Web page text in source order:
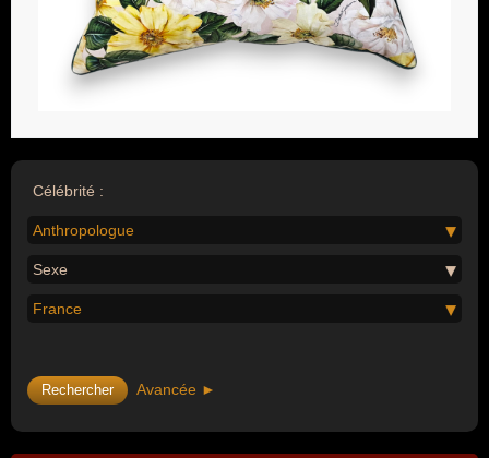
Célébrité :
Anthropologue
Sexe
France
Avancée ►